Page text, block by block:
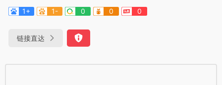
1+
1- 0 0 0
链接直达